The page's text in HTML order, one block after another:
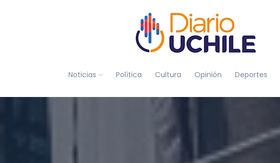
Noticias Política Cultura Opinión Deportes